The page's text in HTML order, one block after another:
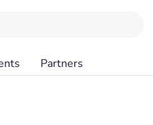
Partners